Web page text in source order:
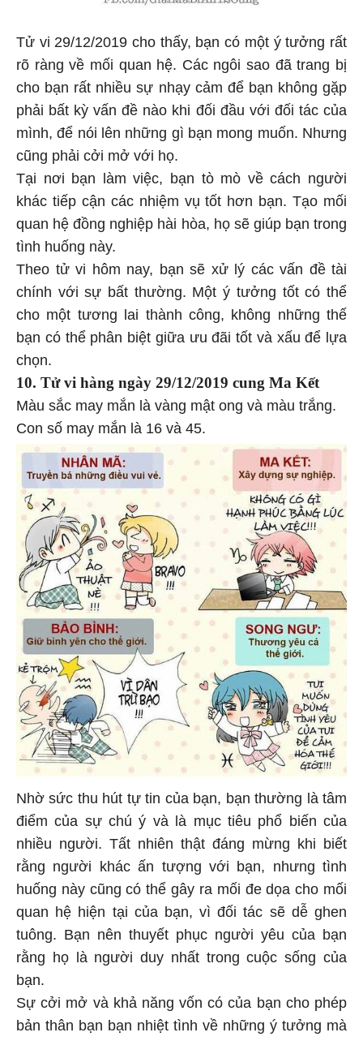
Tử vi 29/12/2019 cho thấy, bạn có một ý tưởng rất
rõ ràng về mối quan hệ. Các ngôi sao đã trang bị
cho bạn rất nhiều sự nhạy cảm để bạn không gặp
phải bất kỳ vấn đề nào khi đối đầu với đối tác của
mình, để nói lên những gì bạn mong muốn. Nhưng
cũng phải cởi mở với họ.
Tại nơi bạn làm việc, bạn tò mò về cách người
khác tiếp cận các nhiệm vụ tốt hơn bạn. Tạo mối
quan hệ đồng nghiệp hài hòa, họ sẽ giúp bạn trong
tình huống này.
Theo tử vi hôm nay, bạn sẽ xử lý các vấn đề tài
chính với sự bất thường. Một ý tưởng tốt có thể
cho một tương lai thành công, không những thế
bạn có thể phân biệt giữa ưu đãi tốt và xấu để lựa
chọn.
10. Tử vi hàng ngày 29/12/2019 cung Ma Kết
Màu sắc may mắn là vàng mật ong và màu trắng.
Con số may mắn là 16 và 45.
Nhờ sức thu hút tự tin của bạn, bạn thường là tâm
điểm của sự chú ý và là mục tiêu phổ biến của
nhiều người. Tất nhiên thật đáng mừng khi biết
rằng người khác ấn tượng với bạn, nhưng tình
huống này cũng có thể gây ra mối đe dọa cho mối
quan hệ hiện tại của bạn, vì đối tác sẽ dễ ghen
tuông. Bạn nên thuyết phục người yêu của bạn
rằng họ là người duy nhất trong cuộc sống của
bạn.
Sự cởi mở và khả năng vốn có của bạn cho phép
bản thân bạn bạn nhiệt tình về những ý tưởng mà